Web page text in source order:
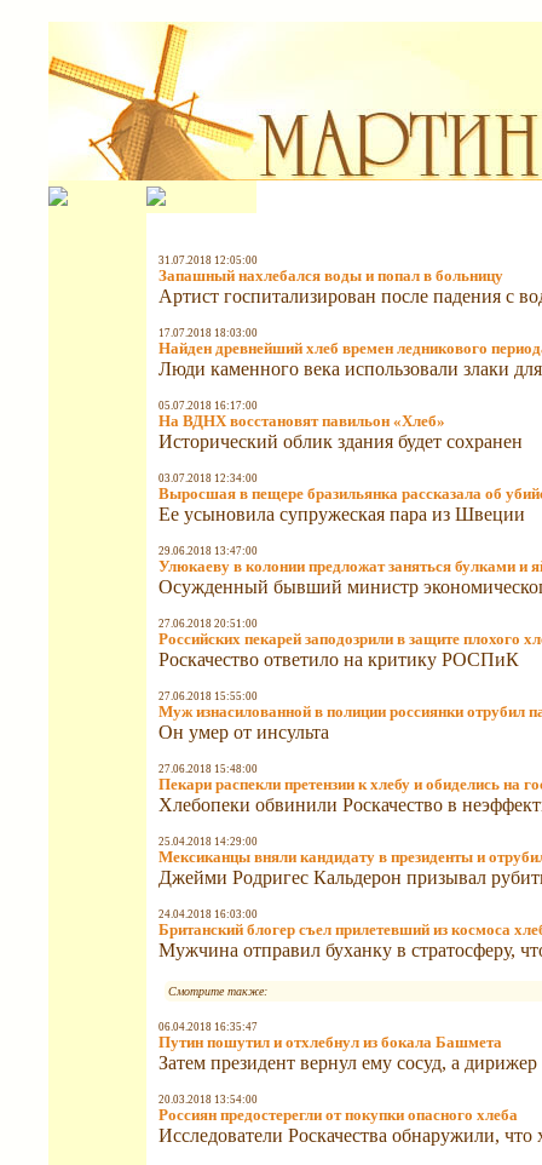
31.07.2018 12:05:00
Запашный нахлебался воды и попал в больницу
Артист госпитализирован после падения с
17.07.2018 18:03:00
Найден древнейший хлеб времен ледникового
Люди каменного века использовали злаки
05.07.2018 16:17:00
На ВДНХ восстановят павильон «Хлеб»
Исторический облик здания будет сохранен
03.07.2018 12:34:00
Выросшая в пещере бразильянка рассказала об
Ее усыновила супружеская пара из Швеции
29.06.2018 13:47:00
Улюкаеву в колонии предложат заняться булками и
Осужденный бывший министр
27.06.2018 20:51:00
Российских пекарей заподозрили в защите плохого
Роскачество ответило на критику РОСПиК
27.06.2018 15:55:00
Муж изнасилованной в полиции россиянки отрубил
Он умер от инсульта
27.06.2018 15:48:00
Пекари распекли претензии к хлебу и обиделись на
Хлебопеки обвинили Роскачество в
25.04.2018 14:29:00
Мексиканцы вняли кандидату в президенты и
Джейми Родригес Кальдерон призывал
24.04.2018 16:03:00
Британский блогер съел прилетевший из космоса
Мужчина отправил буханку в стратосферу,
Смотрите также:
06.04.2018 16:35:47
Путин пошутил и отхлебнул из бокала Башмета
Затем президент вернул ему сосуд, а
20.03.2018 13:54:00
Россиян предостерегли от покупки опасного хлеба
Исследователи Роскачества обнаружили,